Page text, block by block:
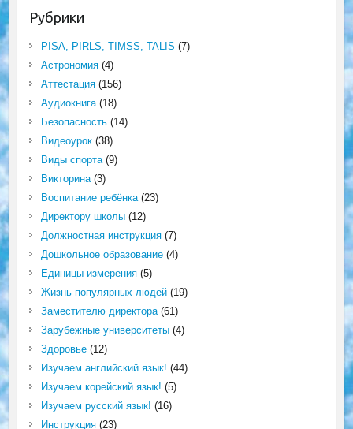
Рубрики
PISA, PIRLS, TIMSS, TALIS (7)
Астрономия(4)
Аттестация(156)
Аудиокнига(18)
Безопасность(14)
Видеоурок(38)
Виды спорта(9)
Викторина(3)
Воспитание ребёнка(23)
Директору школы(12)
Должностная инструкция(7)
Дошкольное образование(4)
Единицы измерения(5)
Жизнь популярных людей(19)
Заместителю директора(61)
Зарубежные университеты(4)
Здоровье(12)
Изучаем английский язык! (44)
Изучаем корейский язык! (5)
Изучаем русский язык! (16)
Инструкция(23)